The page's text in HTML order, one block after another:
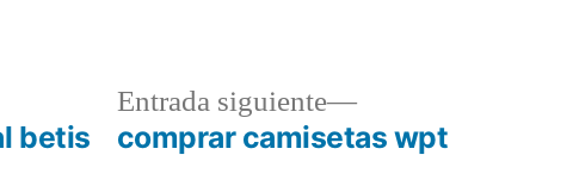
betis
Entrada siguiente
Entrada
siguiente:
comprar camisetas wpt